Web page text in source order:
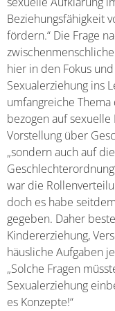
Beziehungsfähigkeit
fördern.“ Die Frage
hier in den Fokus
Sexualerziehung ins
umfangreiche
bezogen auf
Vorstellung über
„sondern auch auf
war die
doch es habe
gegeben. Daher
Kindererziehung,
häusliche Aufgaben
„Solche Fragen
Sexualerziehung
es Konzepte!“